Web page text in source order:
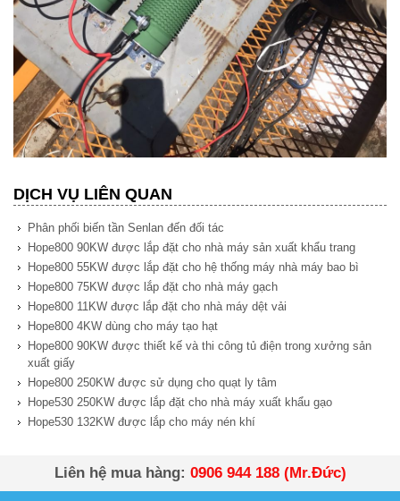
DỊCH VỤ LIÊN QUAN
Phân phối biến tần Senlan đến đối tác
Hope800 90KW được lắp đặt cho nhà máy sản xuất khẩu trang
Hope800 55KW được lắp đặt cho hệ thống máy nhà máy bao bì
Hope800 75KW được lắp đặt cho nhà máy gạch
Hope800 11KW được lắp đặt cho nhà máy dệt vải
Hope800 4KW dùng cho máy tạo hạt
Hope800 90KW được thiết kế và thi công tủ điện trong xưởng sản
xuất giấy
Hope800 250KW được sử dụng cho quạt ly tâm
Hope530 250KW được lắp đặt cho nhà máy xuất khẩu gạo
Hope530 132KW được lắp cho máy nén khí
Liên hệ mua hàng: 0906 944 188 (Mr.Đức)